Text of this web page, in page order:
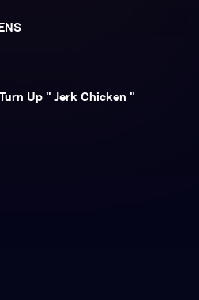
Up " Jerk Chicken "